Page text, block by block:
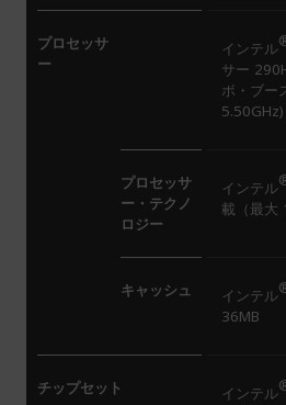
プロセッサ
ー
インテル
サー
ボ・ブー
5.50GHz)
プロセッサ
ー・テクノ
ロジー
インテル
載（最大
キャッシュ インテル
36MB
チップセット インテル